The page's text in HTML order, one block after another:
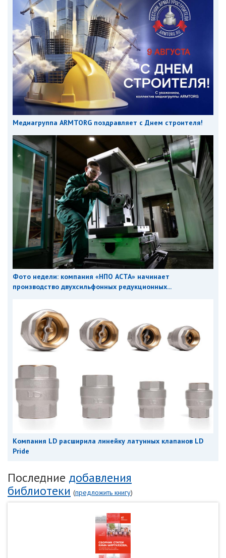
Медиагруппа ARMTORG поздравляет с Днем строителя!
Фото недели: компания «НПО АСТА» начинает
производство двухсильфонных редукционных...
Компания LD расширила линейку латунных клапанов LD
Pride
Последние добавления
библиотеки (предложить книгу)